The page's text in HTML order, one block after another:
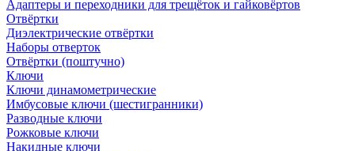
Адаптеры и переходники для трещёток и гайковёртов
Отвёртки
Диэлектрические отвёртки
Наборы отверток
Отвёртки (поштучно)
Ключи
Ключи динамометрические
Имбусовые ключи (шестигранники)
Разводные ключи
Рожковые ключи
Накидные ключи